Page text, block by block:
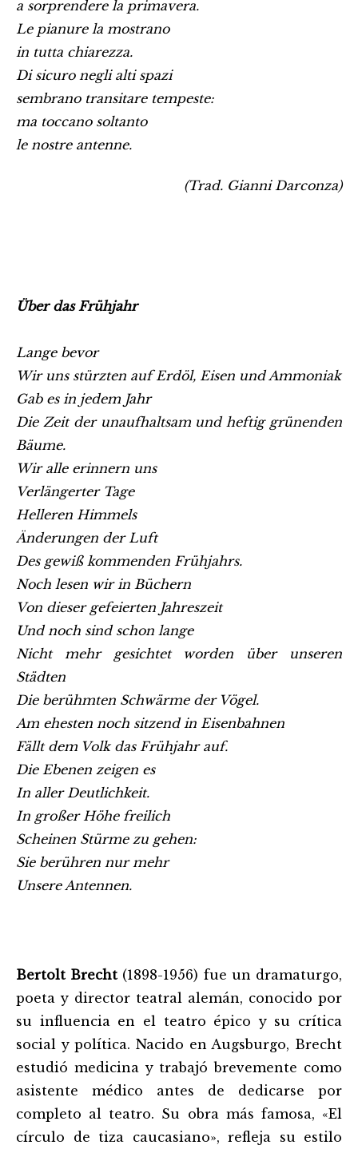
a sorprendere la primavera.
Le pianure la mostrano
in tutta chiarezza.
Di sicuro negli alti spazi
sembrano transitare tempeste:
ma toccano soltanto
le nostre antenne.
(Trad. Gianni Darconza)
Über das Frühjahr
Lange bevor
Wir uns stürzten auf Erdöl, Eisen und Ammoniak
Gab es in jedem Jahr
Die Zeit der unaufhaltsam und heftig grünenden
Bäume.
Wir alle erinnern uns
Verlängerter Tage
Helleren Himmels
Änderungen der Luft
Des gewiß kommenden Frühjahrs.
Noch lesen wir in Büchern
Von dieser gefeierten Jahreszeit
Und noch sind schon lange
Nicht mehr gesichtet worden über unseren
Städten
Die berühmten Schwärme der Vögel.
Am ehesten noch sitzend in Eisenbahnen
Fällt dem Volk das Frühjahr auf.
Die Ebenen zeigen es
In aller Deutlichkeit.
In großer Höhe freilich
Scheinen Stürme zu gehen:
Sie berühren nur mehr
Unsere Antennen.
Bertolt Brecht (1898-1956) fue un dramaturgo,
poeta y director teatral alemán, conocido por
su influencia en el teatro épico y su crítica
social y política. Nacido en Augsburgo, Brecht
estudió medicina y trabajó brevemente como
asistente médico antes de dedicarse por
completo al teatro. Su obra más famosa, «El
círculo de tiza caucasiano», refleja su estilo